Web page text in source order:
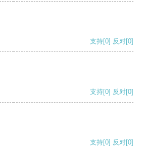
支持[0] 反对[0]
支持[0] 反对[0]
支持[0] 反对[0]